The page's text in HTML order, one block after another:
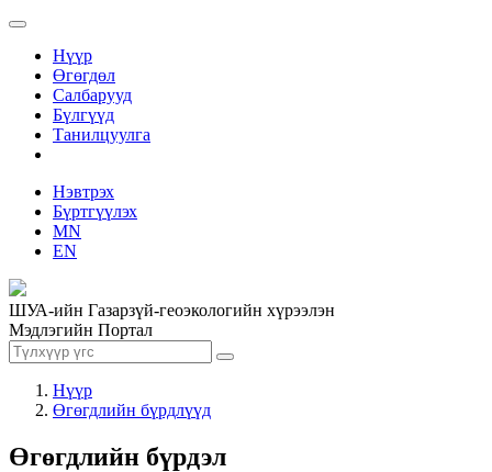
Нүүр
Өгөгдөл
Салбарууд
Бүлгүүд
Танилцуулга
Нэвтрэх
Бүртгүүлэх
MN
EN
ШУА-ийн Газарзүй-геоэкологийн хүрээлэн
Мэдлэгийн Портал
Нүүр
Өгөгдлийн бүрдлүүд
Өгөгдлийн бүрдэл